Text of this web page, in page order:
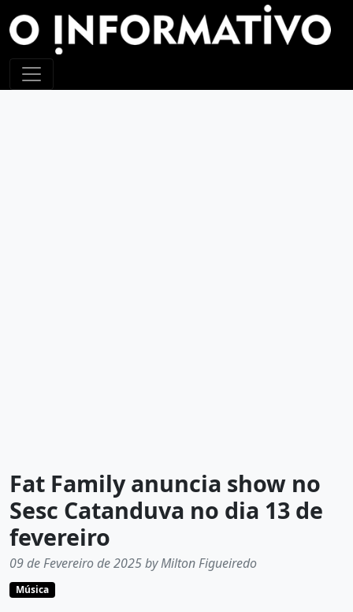
Fat Family anuncia show no
Sesc Catanduva no dia 13 de
fevereiro
09 de Fevereiro de 2025 by Milton Figueiredo
Música